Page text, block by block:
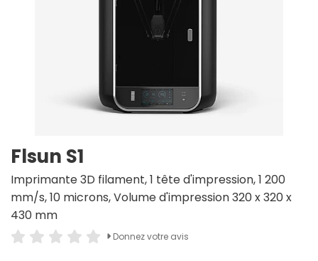
Flsun S1
Imprimante 3D filament, 1 tête d'impression, 1 200
mm/s, 10 microns, Volume d'impression 320 x 320 x
430 mm
Donnez votre avis